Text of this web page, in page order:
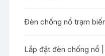
Đèn chống nổ trạm
Lắp đặt đèn chống nổ